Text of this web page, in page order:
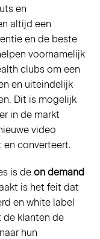
en
altijd een
en de beste
voornamelijk
clubs om een
en uiteindelijk
Dit is mogelijk
in de markt
video
en converteert.
is de on demand
is het feit dat
en white label
klanten de
hun